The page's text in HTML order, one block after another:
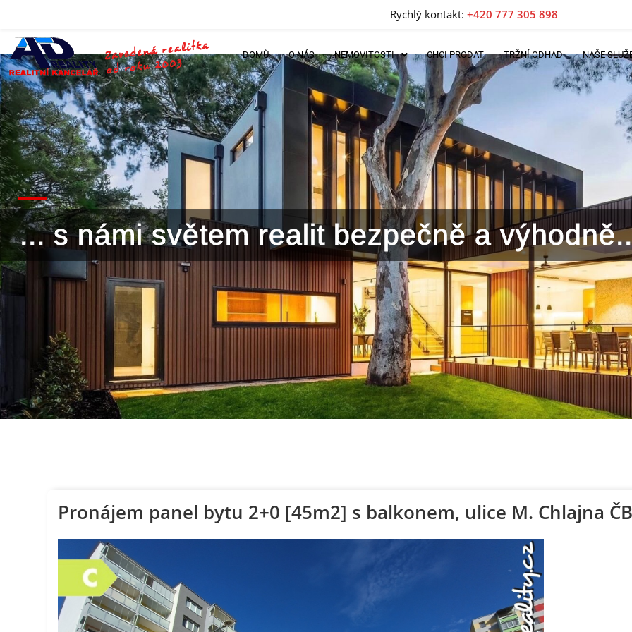
... s námi světem realit bezpečně a
DOMŮ O NÁS NEMOVITOSTI CHCI PRODAT TRŽNÍ ODHAD NAŠE
Pronájem panel bytu 2+0 [45m2] s balkonem, ulice M. Chlajna
Rychlý kontakt: +420 777 305 898